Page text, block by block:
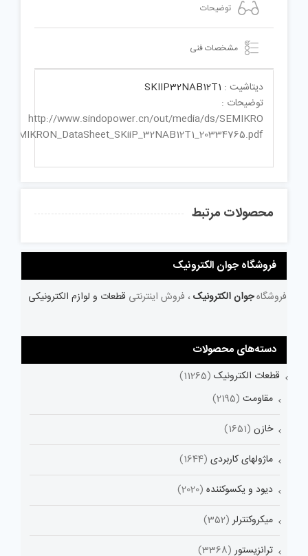
توضیحات
مشخصات فنی
دیتاشیت : SKIIP32NAB12T1
توضیحات :
http://www.sindopower.cn/out/media/ds/SEMIKRO
محصولات مرتبط
فروشگاه جوان الکترونیک
فروشگاهجوان الکترونیک ، فروش اینترنتی قطعات و لوازم الکترونیکی
دسته‌های محصولات
قطعات الکترونیک (11265)
مقاومت (2195)
خازن (1651)
ماژولهای کاربردی (1644)
دیود و یکسوکننده (2020)
میکروکنترلر (352)
ترانزیستور (3368)